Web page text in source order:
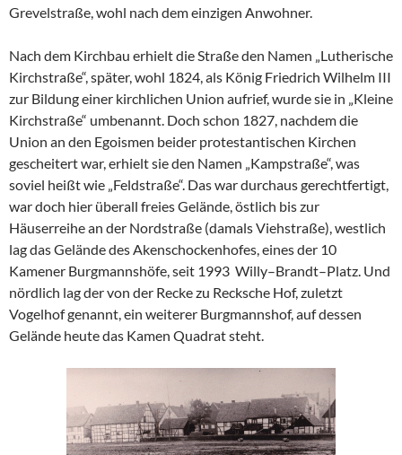
Grevelstraße, wohl nach dem einzigen Anwohner.
Nach dem Kirchbau erhielt die Straße den Namen „Lutherische
Kirchstraße“, später, wohl 1824, als König Friedrich Wilhelm III
zur Bildung einer kirchlichen Union aufrief, wurde sie in „Kleine
Kirchstraße“ umbenannt. Doch schon 1827, nachdem die
Union an den Egoismen beider protestantischen Kirchen
gescheitert war, erhielt sie den Namen „Kampstraße“, was
soviel heißt wie „Feldstraße“. Das war durchaus gerechtfertigt,
war doch hier überall freies Gelände, östlich bis zur
Häuserreihe an der Nordstraße (damals Viehstraße), westlich
lag das Gelände des Akenschockenhofes, eines der 10
Kamener Burgmannshöfe, seit 1993 Willy–Brandt–Platz. Und
nördlich lag der von der Recke zu Recksche Hof, zuletzt
Vogelhof genannt, ein weiterer Burgmannshof, auf dessen
Gelände heute das Kamen Quadrat steht.